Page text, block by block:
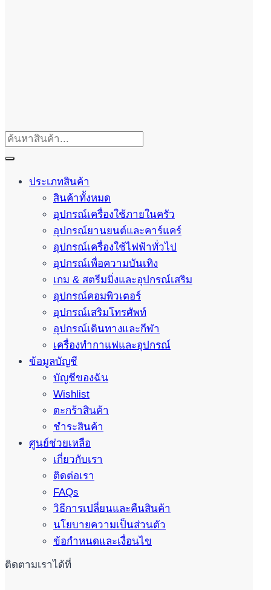
ประเภทสินค้า
สินค้าทั้งหมด
อุปกรณ์เครื่องใช้ภายในครัว
อุปกรณ์ยานยนต์และคาร์แคร์
อุปกรณ์เครื่องใช้ไฟฟ้าทั่วไป
อุปกรณ์เพื่อความบันเทิง
เกม & สตรีมมิ่งและอุปกรณ์เสริม
อุปกรณ์คอมพิวเตอร์
อุปกรณ์เสริมโทรศัพท์
อุปกรณ์เดินทางและกีฬา
เครื่องทำกาแฟและอุปกรณ์
ข้อมูลบัญชี
บัญชีของฉัน
Wishlist
ตะกร้าสินค้า
ชำระสินค้า
ศูนย์ช่วยเหลือ
เกี่ยวกับเรา
ติดต่อเรา
FAQs
วิธีการเปลี่ยนและคืนสินค้า
นโยบายความเป็นส่วนตัว
ข้อกำหนดและเงื่อนไข
ติดตามเราได้ที่